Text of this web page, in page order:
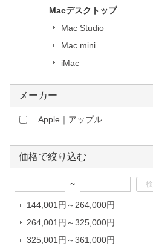
会員メニュー
お買いもの履歴
Macデスクトップ
Mac Studio
Mac mini
iMac
メーカー
Apple｜アップル
価格で絞り込む
~
144,001円～264,000円
264,001円～325,000円
325,001円～361,000円